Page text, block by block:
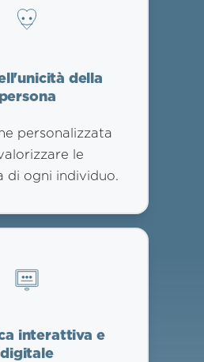
della
persona
personalizzata
le
di ogni individuo.
interattiva e
digitale